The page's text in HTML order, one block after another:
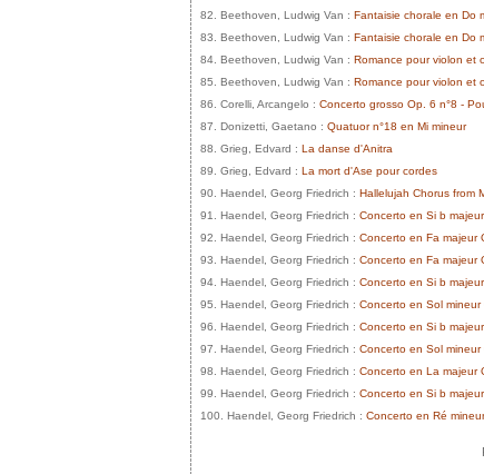
82. Beethoven, Ludwig Van : Fantaisie chorale en Do
83. Beethoven, Ludwig Van : Fantaisie chorale en Do
84. Beethoven, Ludwig Van : Romance pour violon et
85. Beethoven, Ludwig Van : Romance pour violon et
86. Corelli, Arcangelo : Concerto grosso Op. 6 n°8 -
87. Donizetti, Gaetano : Quatuor n°18 en Mi mineur
88. Grieg, Edvard : La danse d'Anitra
89. Grieg, Edvard : La mort d'Ase pour cordes
90. Haendel, Georg Friedrich : Hallelujah Chorus from
91. Haendel, Georg Friedrich : Concerto en Si b
92. Haendel, Georg Friedrich : Concerto en Fa majeur
93. Haendel, Georg Friedrich : Concerto en Fa majeur
94. Haendel, Georg Friedrich : Concerto en Si b
95. Haendel, Georg Friedrich : Concerto en Sol mineur
96. Haendel, Georg Friedrich : Concerto en Si b
97. Haendel, Georg Friedrich : Concerto en Sol mineur
98. Haendel, Georg Friedrich : Concerto en La majeur
99. Haendel, Georg Friedrich : Concerto en Si b
100. Haendel, Georg Friedrich : Concerto en Ré